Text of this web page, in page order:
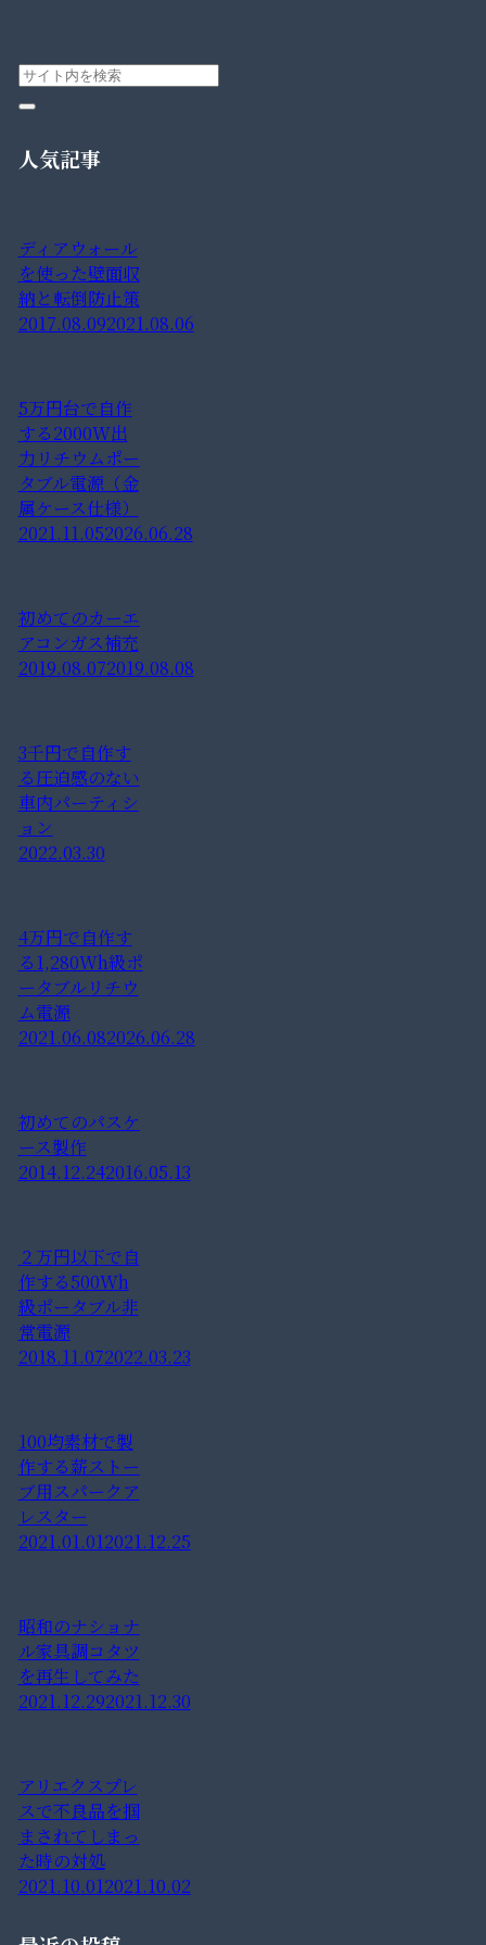
人気記事
ディアウォール
を使った壁面収
納と転倒防止策
2017.08.092021.08.06
5万円台で自作
する2000W出
力リチウムポー
タブル電源（金
属ケース仕様）
2021.11.052026.06.28
初めてのカーエ
アコンガス補充
2019.08.072019.08.08
3千円で自作す
る圧迫感のない
車内パーティシ
ョン
2022.03.30
4万円で自作す
る1,280Wh級ポ
ータブルリチウ
ム電源
2021.06.082026.06.28
初めてのパスケ
ース製作
2014.12.242016.05.13
２万円以下で自
作する500Wh
級ポータブル非
常電源
2018.11.072022.03.23
100均素材で製
作する薪ストー
ブ用スパークア
レスター
2021.01.012021.12.25
昭和のナショナ
ル家具調コタツ
を再生してみた
2021.12.292021.12.30
アリエクスプレ
スで不良品を掴
まされてしまっ
た時の対処
2021.10.012021.10.02